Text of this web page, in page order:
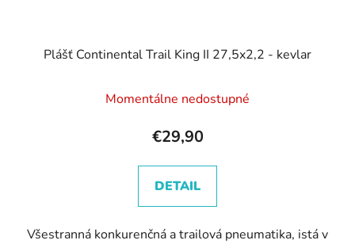
Plášť Continental Trail King II 27,5x2,2 - kevlar
Momentálne nedostupné
€29,90
DETAIL
Všestranná konkurenčná a trailová pneumatika, istá v